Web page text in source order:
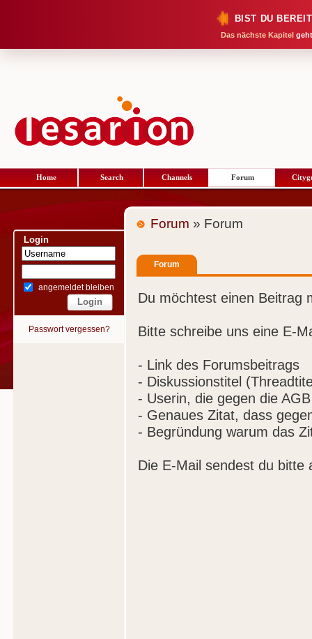
BIST DU
Das nächste Kapitel
Home Search Channels Forum
Login
angemeldet bleiben
Passwort vergessen?
Forum » Forum
Forum
Du möchtest einen Beitrag
Bitte schreibe uns eine E-
- Link des Forumsbeitrags
- Diskussionstitel
- Userin, die gegen die
- Genaues Zitat, dass
- Begründung warum das
Die E-Mail sendest du bitte